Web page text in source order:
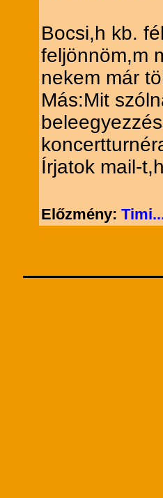
Bocsi,h kb.
feljönnöm,m
nekem már
Más:Mit
Írjatok mail-
Előzmény: